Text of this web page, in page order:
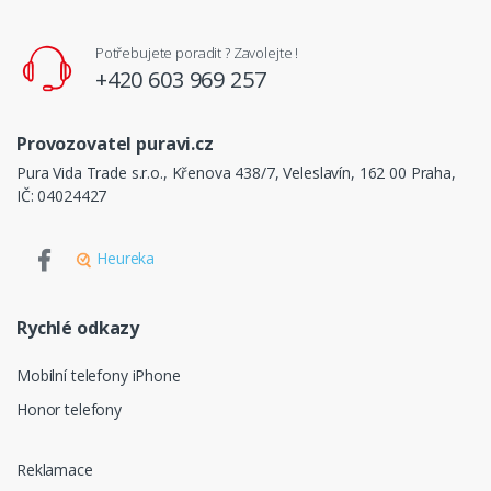
Potřebujete poradit ? Zavolejte !
+420 603 969 257
Provozovatel puravi.cz
Pura Vida Trade s.r.o., Křenova 438/7, Veleslavín, 162 00 Praha,
IČ: 04024427
Heureka
Rychlé odkazy
Mobilní telefony iPhone
Honor telefony
Reklamace